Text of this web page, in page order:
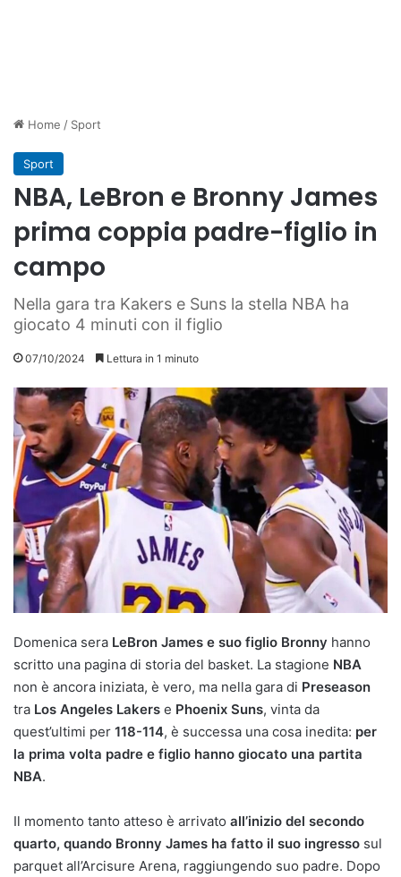
Home / Sport
Sport
NBA, LeBron e Bronny James
prima coppia padre-figlio in
campo
Nella gara tra Kakers e Suns la stella NBA ha
giocato 4 minuti con il figlio
07/10/2024 Lettura in 1 minuto
Domenica sera LeBron James e suo figlio Bronny hanno
scritto una pagina di storia del basket. La stagione NBA
non è ancora iniziata, è vero, ma nella gara di Preseason
tra Los Angeles Lakers e Phoenix Suns, vinta da
quest’ultimi per 118-114, è successa una cosa inedita: per
la prima volta padre e figlio hanno giocato una partita
NBA.
Il momento tanto atteso è arrivato all’inizio del secondo
quarto, quando Bronny James ha fatto il suo ingresso sul
parquet all’Arcisure Arena, raggiungendo suo padre. Dopo